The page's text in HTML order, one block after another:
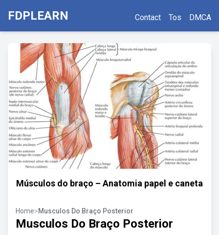
FDPLEARN Contact Tos DMCA
Músculos do braço – Anatomia papel e caneta
Home>Musculos Do Braço Posterior
Musculos Do Braço Posterior